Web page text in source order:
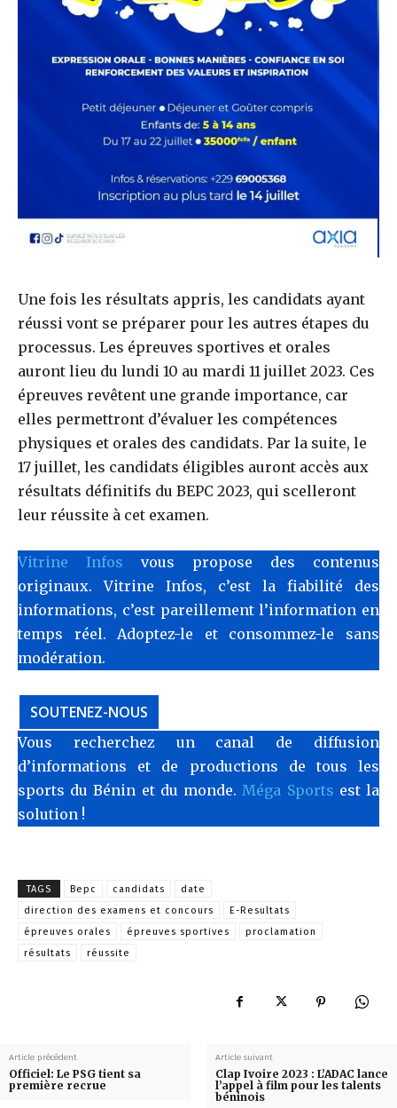
Une fois les résultats appris, les candidats ayant
réussi vont se préparer pour les autres étapes du
processus. Les épreuves sportives et orales
auront lieu du lundi 10 au mardi 11 juillet 2023. Ces
épreuves revêtent une grande importance, car
elles permettront d’évaluer les compétences
physiques et orales des candidats. Par la suite, le
17 juillet, les candidats éligibles auront accès aux
résultats définitifs du BEPC 2023, qui scelleront
leur réussite à cet examen.
Vitrine Infos vous propose des contenus
originaux. Vitrine Infos, c’est la fiabilité des
informations, c’est pareillement l’information en
temps réel. Adoptez-le et consommez-le sans
modération.
SOUTENEZ-NOUS
Vous recherchez un canal de diffusion
d’informations et de productions de tous les
sports du Bénin et du monde. Méga Sports est la
solution !
TAGS Bepc candidats
date
direction des examens et concours
E-Resultats
épreuves orales
épreuves sportives
proclamation
résultats
réussite
Article précédent
Officiel: Le PSG tient sa
première recrue
Article suivant
Clap Ivoire 2023 : L’ADAC lance
l’appel à film pour les talents
béninois